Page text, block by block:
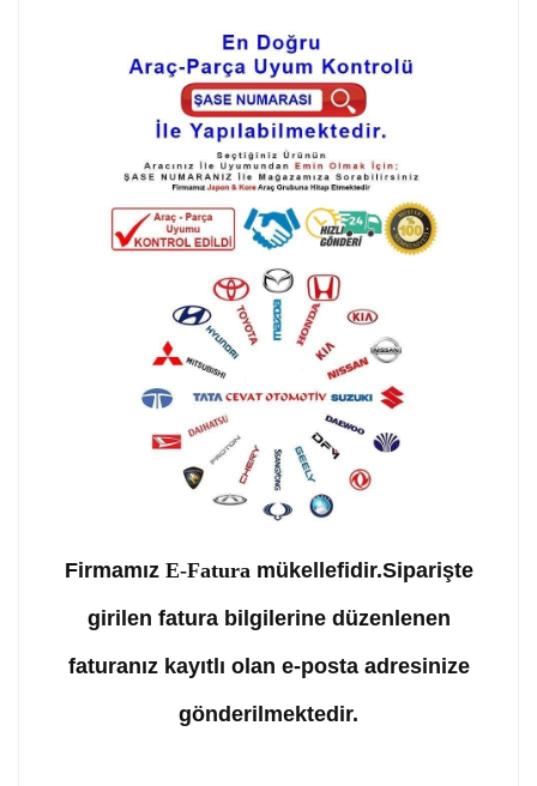
Firmamız E-Fatura mükellefidir.Siparişte
girilen fatura bilgilerine düzenlenen
faturanız kayıtlı olan e-posta adresinize
gönderilmektedir.